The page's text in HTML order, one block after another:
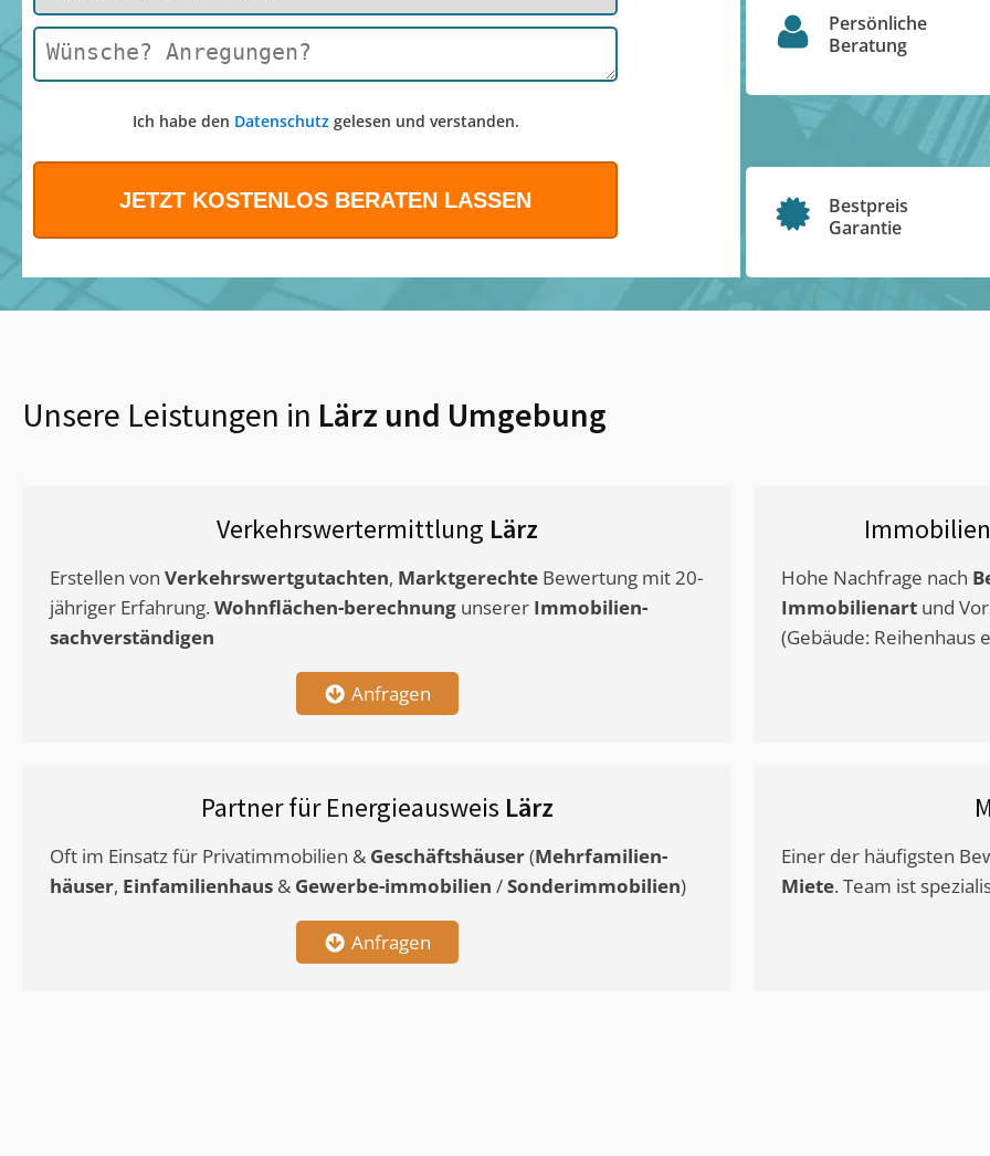
Ich habe den Datenschutzgelesen und verstanden.
Persönliche
Beratung
Bestpreis
Garantie
Unsere Leistungen in Lärz und Umgebung
Verkehrswertermittlung Lärz
Erstellen von Verkehrswertgutachten, Marktgerechte Bewertung mit 20-
jähriger Erfahrung. Wohnflächen-berechnung unserer Immobilien-
sachverständigen
Anfragen
Hohe Nachfrage nach
Immobilienart und
(Gebäude: Reihenhaus
Partner für Energieausweis Lärz
Oft im Einsatz für Privatimmobilien & Geschäftshäuser(Mehrfamilien-
häuser, Einfamilienhaus & Gewerbe-immobilien /Sonderimmobilien)
Anfragen
Einer der häufigsten
Miete. Team ist